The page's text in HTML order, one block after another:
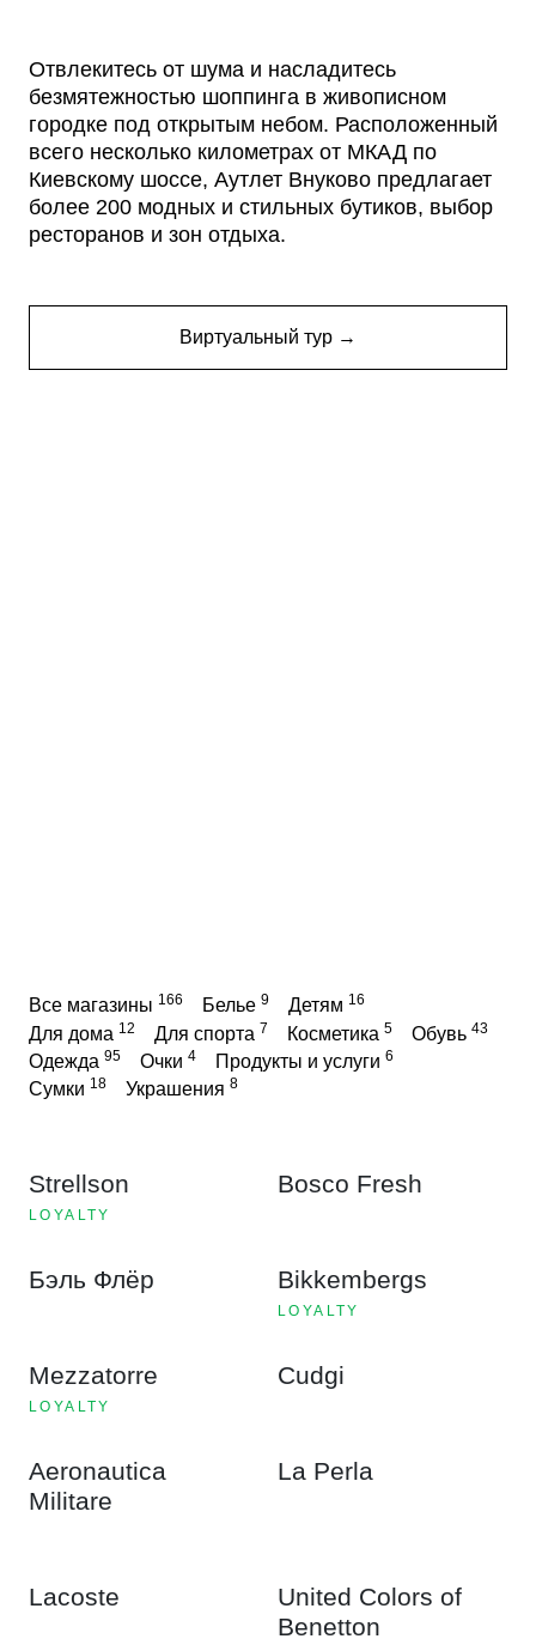
Отвлекитесь от шума и насладитесь
безмятежностью шоппинга в живописном
городке под открытым небом. Расположенный
всего несколько километрах от МКАД по
Киевскому шоссе, Аутлет Внуково предлагает
более 200 модных и стильных бутиков, выбор
ресторанов и зон отдыха.
Виртуальный тур →
Все магазины 166 Белье 9 Детям 16
Для дома 12 Для спорта 7 Косметика 5 Обувь 43
Одежда 95 Очки 4 Продукты и услуги 6
Сумки 18 Украшения 8
Strellson
LOYALTY
Bosco Fresh
Бэль Флёр Bikkembergs
LOYALTY
Mezzatorre
LOYALTY
Cudgi
Aeronautica
Militare
La Perla
Lacoste
United Colors of
Benetton